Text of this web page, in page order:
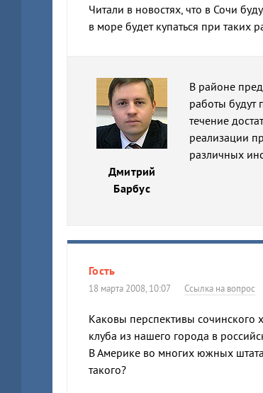
Читали в новостях, что в Сочи
в море будет купаться при таких
Дмитрий
Барбус
В районе
работы будут
течение
реализации
различных
Гость
18 марта 2008, 10:07 Ссылка на вопрос
Каковы перспективы сочинского
клуба из нашего города в
В Америке во многих южных
такого?